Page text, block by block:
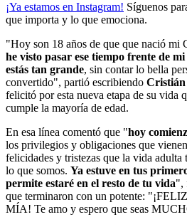
¡Ya estamos en Instagram! Síguenos
que importa y lo que emociona.
"Hoy son 18 años de que que nació mi
he visto pasar ese tiempo frente de
estás tan grande, sin contar lo bella
convertido", partió escribiendo Cristián
felicitó por esta nueva etapa de su vida
cumple la mayoría de edad.
En esa línea comentó que "hoy
los privilegios y obligaciones que
felicidades y tristezas que la vida adulta
lo que somos. Ya estuve en tus
permite estaré en el resto de tu vida",
que terminaron con un potente:
MÍA! Te amo y espero que seas